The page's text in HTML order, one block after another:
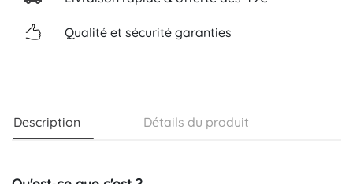
Qualité et sécurité garanties
Description Détails du produit